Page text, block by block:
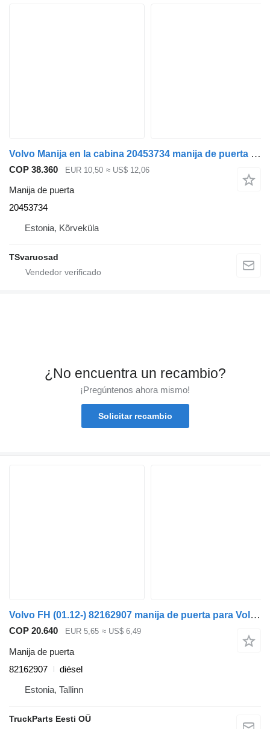
Volvo Manija en la cabina 20453734 manija de puerta para Volvo camión
COP 38.360 EUR 10,50 ≈ US$ 12,06
Manija de puerta
20453734
Estonia, Kõrveküla
TSvaruosad
¿No encuentra un recambio?
¡Pregúntenos ahora mismo!
Solicitar recambio
Volvo FH (01.12-) 82162907 manija de puerta para Volvo FH, FM, FMX-4 series (2013-) cabeza tractora
COP 20.640 EUR 5,65 ≈ US$ 6,49
Manija de puerta
82162907
diésel
Estonia, Tallinn
TruckParts Eesti OÜ